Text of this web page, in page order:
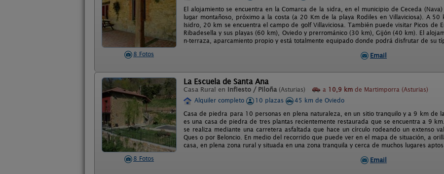
8 Fotos
El alojamiento se encuentra en la Comarca de la sidra, en el municipio de Ceceda
lugar montañoso, próximo a la costa (a 20 Km de la playa Rodiles en Villaviciosa). A 50
Isidro, 20 km se encuentra el campo de golf Villaviciosa. También puede visitar Picos de
Ribadesella y sus playas (60 km), Oviedo y prerrománico (30 km), Gijón (40 km). El
n-terraza, aparcamiento propio y está totalmente equipado donde podrá disfrutar de su
Email
8 Fotos
La Escuela de Santa Ana
Casa Rural en Infiesto / Piloña (Asturias) a 10,9 km de Martimporra (Asturias)
Alquiler completo
10 plazas
45 km de Oviedo
Casa de piedra para 10 personas en plena naturaleza, en un sitio tranquilo y a 9 km de
es una casa de piedra de tres plantas recientemente restaurada que se encuentra a 9
se realiza mediante una carretera asfaltada que hace un círculo rodeando un extenso
Ques o por Beloncio. En medio del recorrido que puede ver en el mapa de situación, a
casa, en plena zona rural y situada en una zona tranquila y cerca de muchos lugares
Email